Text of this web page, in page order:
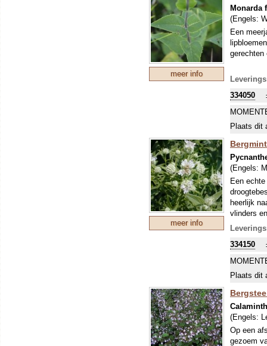
meer info
Monarda
(Engels:
Een
gerechten
334050
Plaats dit
meer info
Bergmint
(Engels:
Een
heerlijk
vlinders
Alle mint
het
(hard)
334150
Plaats dit
(Engels:
Op een
gezoem